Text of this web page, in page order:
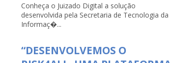
Conheça o Juizado Digital a solução
desenvolvida pela Secretaria de Tecnologia da
Informaç�...
“DESENVOLVEMOS O